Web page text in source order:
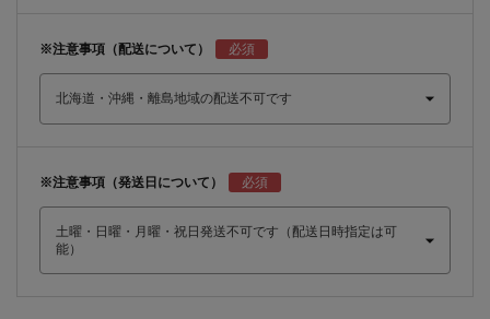
※注意事項（配送について）
※注意事項（発送日について）